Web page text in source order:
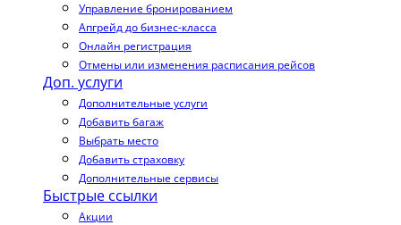
Управление бронированием
Апгрейд до бизнес-класса
Онлайн регистрация
Отмены или изменения расписания рейсов
Доп. услуги
Дополнительные услуги
Добавить багаж
Выбрать место
Добавить страховку
Дополнительные сервисы
Быстрые ссылки
Акции